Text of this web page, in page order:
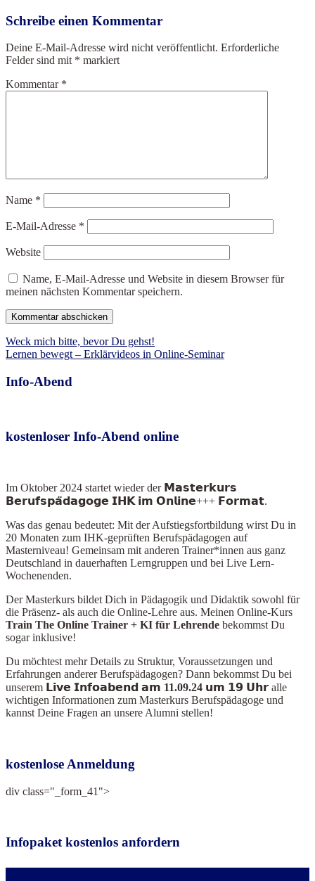
Schreibe einen Kommentar
Deine E-Mail-Adresse wird nicht veröffentlicht. Erforderliche
Felder sind mit * markiert
Kommentar *
Name *
E-Mail-Adresse *
Website
Name, E-Mail-Adresse und Website in diesem Browser für
meinen nächsten Kommentar speichern.
Beitragsnavigation
Weck mich bitte, bevor Du gehst!
Lernen bewegt – Erklärvideos in Online-Seminar
Info-Abend
kostenloser Info-Abend online
Im Oktober 2024 startet wieder der 𝗠𝗮𝘀𝘁𝗲𝗿𝗸𝘂𝗿𝘀
𝗕𝗲𝗿𝘂𝗳𝘀𝗽𝗮̈𝗱𝗮𝗴𝗼𝗴𝗲 𝗜𝗛𝗞 𝗶𝗺 𝗢𝗻𝗹𝗶𝗻𝗲+++ 𝗙𝗼𝗿𝗺𝗮𝘁.
Was das genau bedeutet: Mit der Aufstiegsfortbildung wirst Du in
20 Monaten zum IHK-geprüften Berufspädagogen auf
Masterniveau! Gemeinsam mit anderen Trainer*innen aus ganz
Deutschland in dauerhaften Lerngruppen und bei Live Lern-
Wochenenden.
Der Masterkurs bildet Dich in Pädagogik und Didaktik sowohl für
die Präsenz- als auch die Online-Lehre aus. Meinen Online-Kurs
Train The Online Trainer + KI für Lehrende bekommst Du
sogar inklusive!
Du möchtest mehr Details zu Struktur, Voraussetzungen und
Erfahrungen anderer Berufspädagogen? Dann bekommst Du bei
unserem 𝗟𝗶𝘃𝗲 𝗜𝗻𝗳𝗼𝗮𝗯𝗲𝗻𝗱 𝗮𝗺 11.09.24 𝘂𝗺 𝟭𝟵 𝗨𝗵𝗿 alle
wichtigen Informationen zum Masterkurs Berufspädagoge und
kannst Deine Fragen an unsere Alumni stellen!
kostenlose Anmeldung
div class="_form_41">
Infopaket kostenlos anfordern